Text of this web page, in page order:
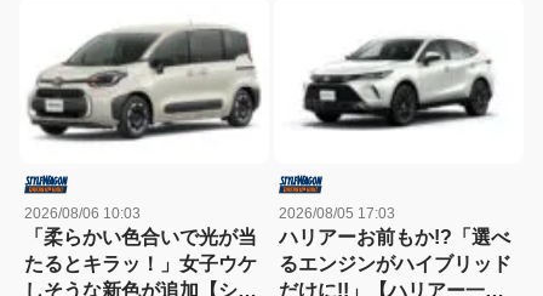
型リーフNISMO】
2026/08/06 10:03
「柔らかい色合いで光が当
たるとキラッ！」女子ウケ
しそうな新色が追加【シエ
2026/08/05 17:03
ハリアーお前もか!?「選べ
るエンジンがハイブリッド
だけに!!」【ハリアー一部